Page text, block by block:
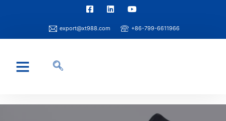
export@xt988.com +86-799-6611966